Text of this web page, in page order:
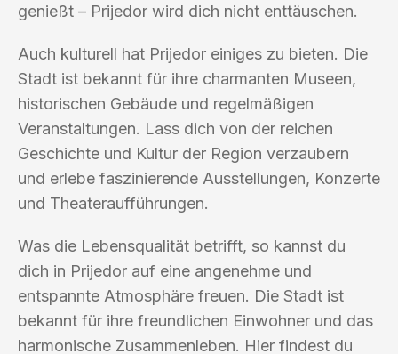
genießt – Prijedor wird dich nicht enttäuschen.
Auch kulturell hat Prijedor einiges zu bieten. Die
Stadt ist bekannt für ihre charmanten Museen,
historischen Gebäude und regelmäßigen
Veranstaltungen. Lass dich von der reichen
Geschichte und Kultur der Region verzaubern
und erlebe faszinierende Ausstellungen, Konzerte
und Theateraufführungen.
Was die Lebensqualität betrifft, so kannst du
dich in Prijedor auf eine angenehme und
entspannte Atmosphäre freuen. Die Stadt ist
bekannt für ihre freundlichen Einwohner und das
harmonische Zusammenleben. Hier findest du